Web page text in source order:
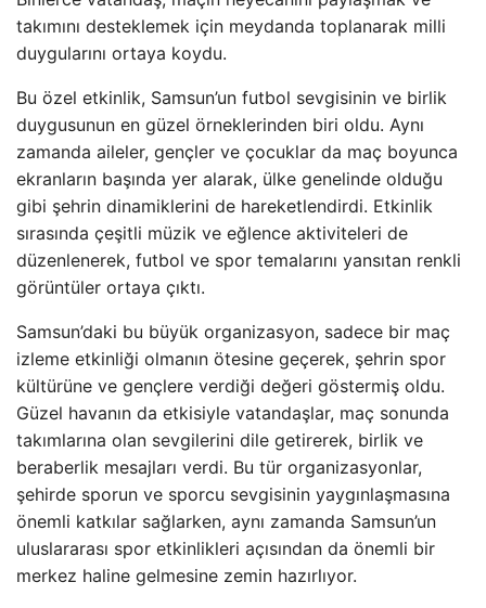
takımını desteklemek için meydanda toplanarak milli
duygularını ortaya koydu.
Bu özel etkinlik, Samsun’un futbol sevgisinin ve birlik
duygusunun en güzel örneklerinden biri oldu. Aynı
zamanda aileler, gençler ve çocuklar da maç boyunca
ekranların başında yer alarak, ülke genelinde olduğu
gibi şehrin dinamiklerini de hareketlendirdi. Etkinlik
sırasında çeşitli müzik ve eğlence aktiviteleri de
düzenlenerek, futbol ve spor temalarını yansıtan renkli
görüntüler ortaya çıktı.
Samsun’daki bu büyük organizasyon, sadece bir maç
izleme etkinliği olmanın ötesine geçerek, şehrin spor
kültürüne ve gençlere verdiği değeri göstermiş oldu.
Güzel havanın da etkisiyle vatandaşlar, maç sonunda
takımlarına olan sevgilerini dile getirerek, birlik ve
beraberlik mesajları verdi. Bu tür organizasyonlar,
şehirde sporun ve sporcu sevgisinin yaygınlaşmasına
önemli katkılar sağlarken, aynı zamanda Samsun’un
uluslararası spor etkinlikleri açısından da önemli bir
merkez haline gelmesine zemin hazırlıyor.